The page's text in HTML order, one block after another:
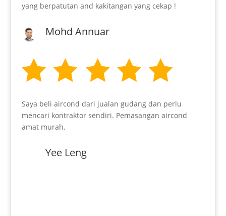
yang berpatutan and kakitangan yang cekap !
Mohd Annuar
Saya beli aircond dari jualan gudang dan perlu
mencari kontraktor sendiri. Pemasangan aircond
amat murah.
Yee Leng